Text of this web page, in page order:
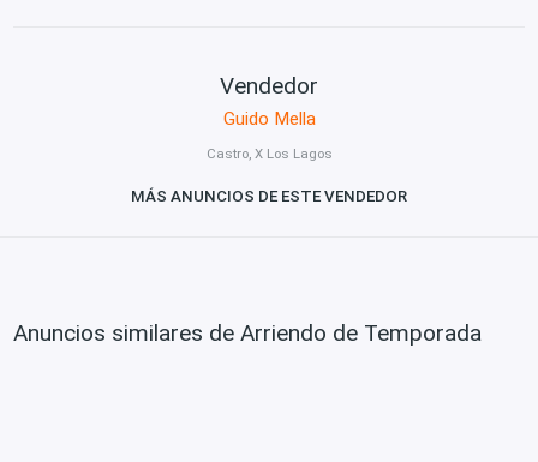
Vendedor
Guido Mella
Castro, X Los Lagos
MÁS ANUNCIOS DE ESTE VENDEDOR
Anuncios similares de Arriendo de Temporada